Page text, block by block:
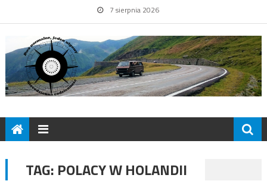
7 sierpnia 2026
TAG: POLACY W HOLANDII